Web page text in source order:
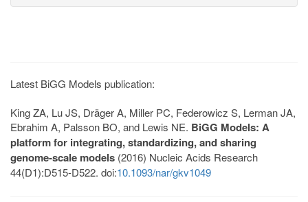
Latest BiGG Models publication:
King ZA, Lu JS, Dräger A, Miller PC, Federowicz S, Lerman JA,
Ebrahim A, Palsson BO, and Lewis NE. BiGG Models: A
platform for integrating, standardizing, and sharing
genome-scale models (2016) Nucleic Acids Research
44(D1):D515-D522. doi:10.1093/nar/gkv1049